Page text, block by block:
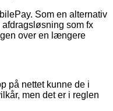
Som en alternativ
som fx
over en længere
på nettet kunne de i
men det er i reglen